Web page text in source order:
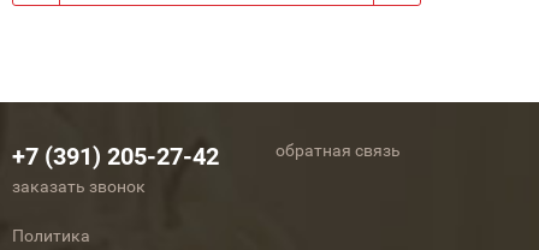
+7 (391) 205-27-42
заказать звонок
обратная связь
Политика